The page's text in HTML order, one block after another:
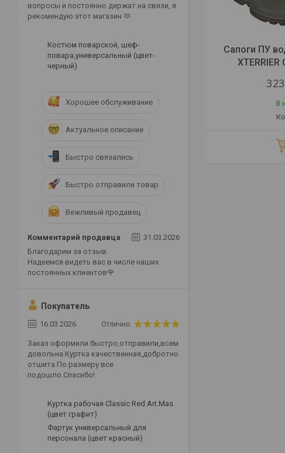
Сапоги ПУ
XTERRIER
В
вопросы и постоянно держат на связи, я
рекомендую этот магазин 🫶
Костюм поварской, шеф-
повара,универсальный (цвет-
черный)
Хорошее обслуживание
Актуальное описание
Быстро связались
Быстро отправили товар
Вежливый продавец
Комментарий продавца
31.03.2026
Благодарим за отзыв.
Надеемся видеть вас в числе наших
постоянных клиентов🌹
Покупатель
16.03.2026 Отлично
Заказ оформили быстро,отправили,всем
довольна.Куртка качественная,добротно
отшита.По размеру все
подошло.Спасибо!
Куртка рабочая Classic Red Art.Mas
(цвет графит)
Фартук универсальный для
персонала (цвет красный)